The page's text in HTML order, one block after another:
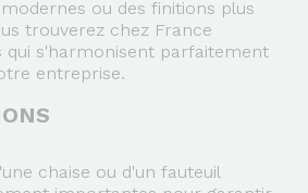
ou des finitions plus
trouverez chez France
qui s'harmonisent parfaitement
entreprise.
chaise ou d'un fauteuil